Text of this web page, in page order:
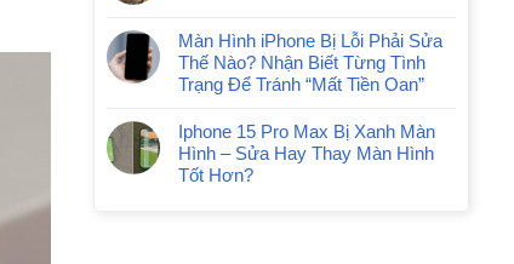
Màn Hình iPhone Bị Lỗi Phải Sửa
Thế Nào? Nhận Biết Từng Tình
Trạng Để Tránh “Mất Tiền Oan”
Iphone 15 Pro Max Bị Xanh Màn
Hình – Sửa Hay Thay Màn Hình
Tốt Hơn?